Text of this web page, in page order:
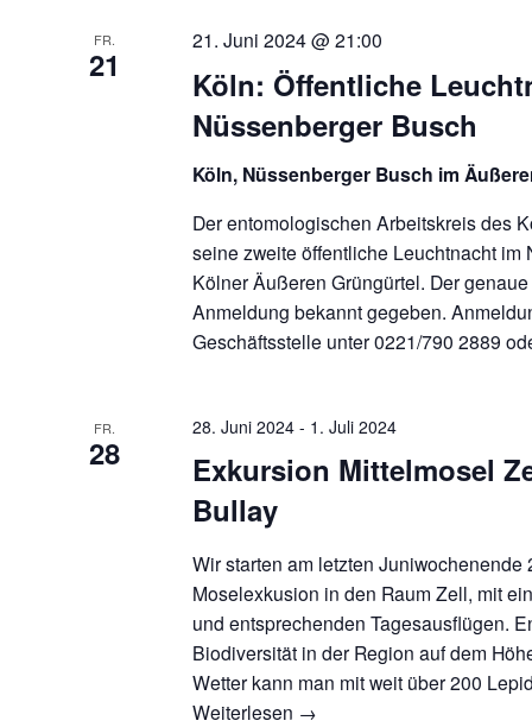
FR.
21
Köln: Öffentliche
Nüssenberger Busch
21. Juni 2024 @ 21:00
Köln, Nüssenberger Busch im
Der entomologischen Arbeitskreis des
seine zweite öffentliche Leuchtnacht im
Kölner Äußeren Grüngürtel. Der
Anmeldung bekannt gegeben.
Geschäftsstelle unter 0221/790 2889
FR.
28
Exkursion Mittelmosel
Bullay
28. Juni 2024 - 1. Juli 2024
Wir starten am letzten Juniwochenende
Moselexkusion in den Raum Zell, mit
und entsprechenden Tagesausflügen.
Biodiversität in der Region auf dem
Wetter kann man mit weit über 200
Weiterlesen →